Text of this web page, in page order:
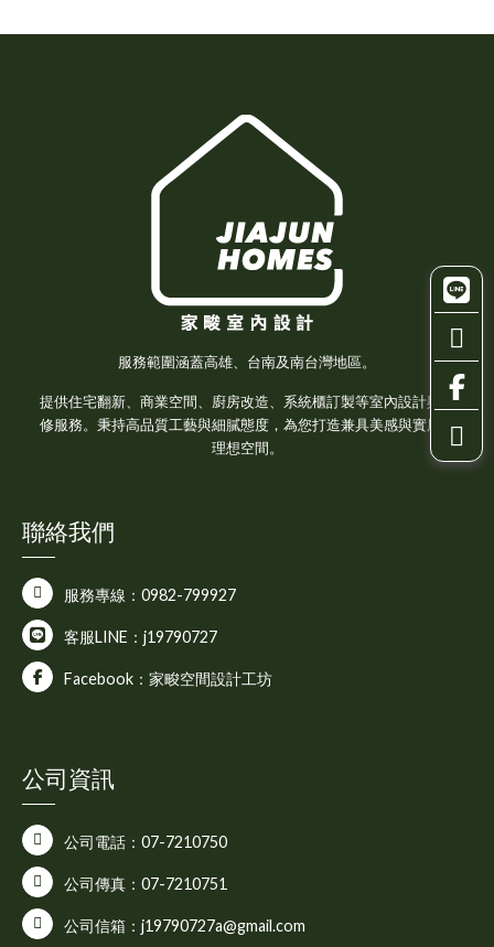
服務範圍涵蓋高雄、台南及南台灣地區。
提供住宅翻新、商業空間、廚房改造、系統櫃訂製等室內設計與裝
修服務。秉持高品質工藝與細膩態度，為您打造兼具美感與實用的
理想空間。
聯絡我們
服務專線：0982-799927
客服LINE：j19790727
Facebook：家畯空間設計工坊
公司資訊
公司電話：07-7210750
公司傳真：07-7210751
公司信箱：j19790727a@gmail.com